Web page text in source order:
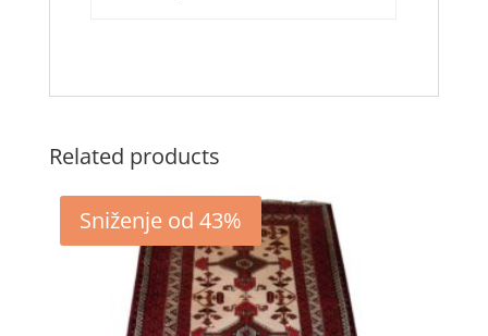
Related products
Sniženje od 43%